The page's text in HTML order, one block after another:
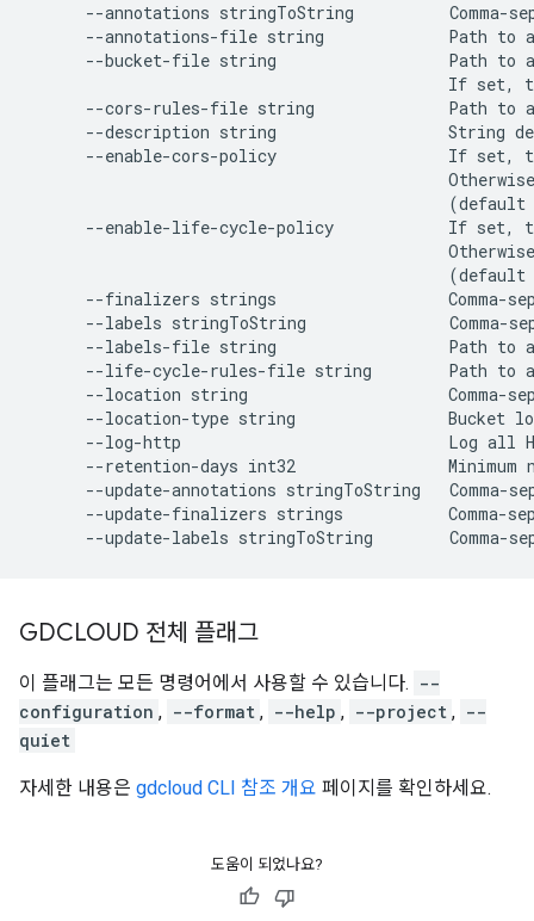
--annotations stringToString          Comma-
--annotations-file string             Path to
--bucket-file string                  Path to
If set,
--cors-rules-file string              Path to
--description string                  String
--enable-cors-policy                  If set,
(default
--enable-life-cycle-policy            If
(default
--finalizers strings                  Comma-
--labels stringToString               Comma-
--labels-file string                  Path to
--life-cycle-rules-file string        Path to
--location string                     Comma-
--location-type string                Bucket
--log-http                            Log all
--retention-days int32                Minimum
--update-annotations stringToString   Comma-
--update-finalizers strings           Comma-
GDCLOUD 전체 플래그
이 플래그는 모든 명령어에서 사용할 수 있습니다. --
configuration , --format , --help , --project , --
quiet
자세한 내용은 gdcloud CLI 참조 개요 페이지를 확인하세요.
도움이 되었나요?